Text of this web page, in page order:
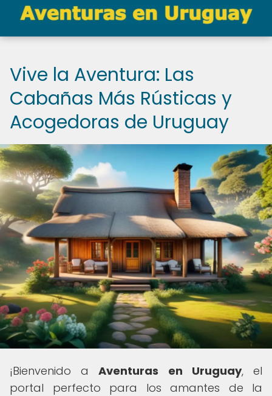
Vive la Aventura: Las
Cabañas Más Rústicas y
Acogedoras de Uruguay
¡Bienvenido aAventuras en Uruguay, el
portal perfecto para los amantes de la